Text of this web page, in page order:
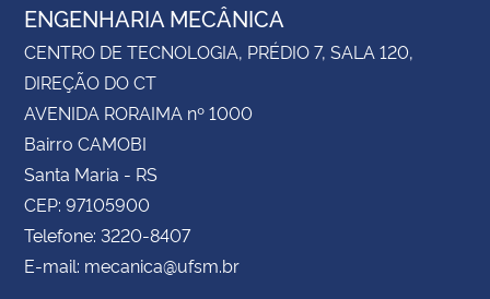
ENGENHARIA MECÂNICA
CENTRO DE TECNOLOGIA, PRÉDIO 7, SALA 120,
DIREÇÃO DO CT
AVENIDA RORAIMA nº 1000
Bairro CAMOBI
Santa Maria - RS
CEP: 97105900
Telefone: 3220-8407
E-mail: mecanica@ufsm.br